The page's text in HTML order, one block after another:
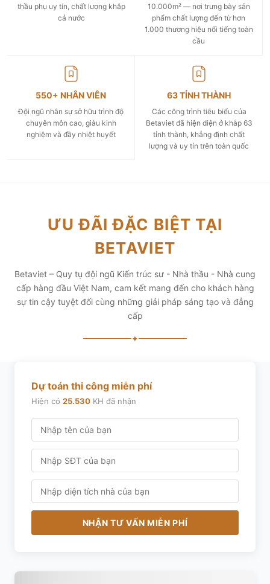
thầu phụ uy tín, chất lượng khắp
cả nước
10.000m² — nơi trưng bày sản
phẩm chất lượng đến từ hơn
1.000 thương hiệu nổi tiếng toàn
cầu
550+ NHÂN VIÊN
Đội ngũ nhân sự sở hữu trình độ
chuyên môn cao, giàu kinh
nghiệm và đầy nhiệt huyết
63 TỈNH THÀNH
Các công trình tiêu biểu của
Betaviet đã hiện diện ở khắp 63
tỉnh thành, khẳng định chất
lượng và uy tín trên toàn quốc
ƯU ĐÃI ĐẶC BIỆT TẠI
BETAVIET
Betaviet – Quy tụ đội ngũ Kiến trúc sư - Nhà thầu - Nhà cung
cấp hàng đầu Việt Nam, cam kết mang đến cho khách hàng
sự tin cậy tuyệt đối cùng những giải pháp sáng tạo và đẳng
cấp
✦
Dự toán thi công miễn phí
Hiện có 25.530 KH đã nhận
NHẬN TƯ VẤN MIỄN PHÍ